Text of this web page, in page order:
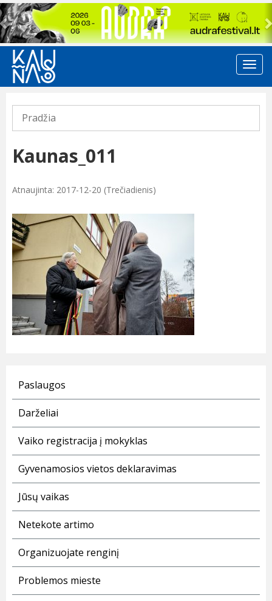
Previous
Pradžia
Kaunas_011
Atnaujinta: 2017-12-20 (Trečiadienis)
Paslaugos
Darželiai
Vaiko registracija į mokyklas
Gyvenamosios vietos deklaravimas
Jūsų vaikas
Netekote artimo
Organizuojate renginį
Problemos mieste